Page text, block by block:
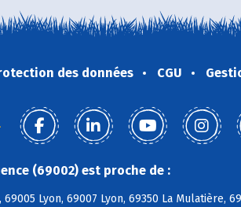
des données CGU
(69002) est proche de :
69005 Lyon, 69007 Lyon, 69350 La Mulatière,